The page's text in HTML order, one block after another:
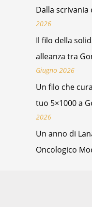
Dalla
2026
Il filo della
alleanza tra
Giugno 2026
Un filo che
tuo 5×1000 a
2026
Un anno di
Oncologico